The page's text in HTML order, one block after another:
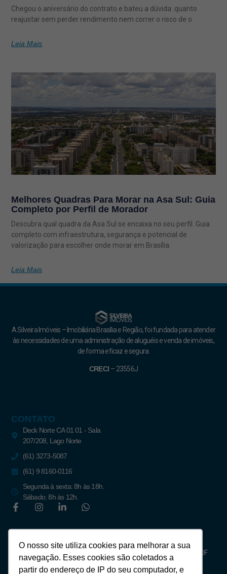
O nosso site utiliza cookies para melhorar a sua
navegação. Esses cookies são coletados a
partir do endereço de IP do seu computador, e
Chegou o aniversário do contrato e bateu a dúvida: quanto
reajustar sem perder rendimento nem correr o risco de o
Leia Mais
Melhores Quadras Para Morar na Asa Sul: Guia
Completo por Perfil de Morador
Descubra qual quadra da Asa Sul se encaixa no seu perfil. Guia
completo com infraestrutura, segurança e potencial de
valorização para escolher onde morar em Brasília.
Leia Mais
A Silveira Imóveis – Imobiliária Brasília e Região, foi fundada para atender
às necessidades de uma administração de aluguéis e venda de imóveis,
de forma eficaz e segura.
CRECI – 23556J
CONTATO
Deck Norte CA 01 01 - Sala
207/208, Lago Norte
(61) 3273-5087
(61) 9 8160-0116
Segunda à sexta: 8h às 18h.
Sábado: 8h às 12h.
Newsletter
Assine para receber notícias do mercado imobiliário de Brasília – DF